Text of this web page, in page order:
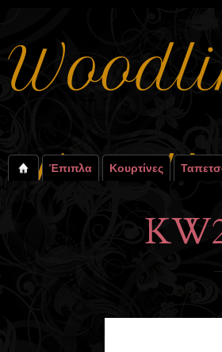
Έπιπλα Κουρτίνες